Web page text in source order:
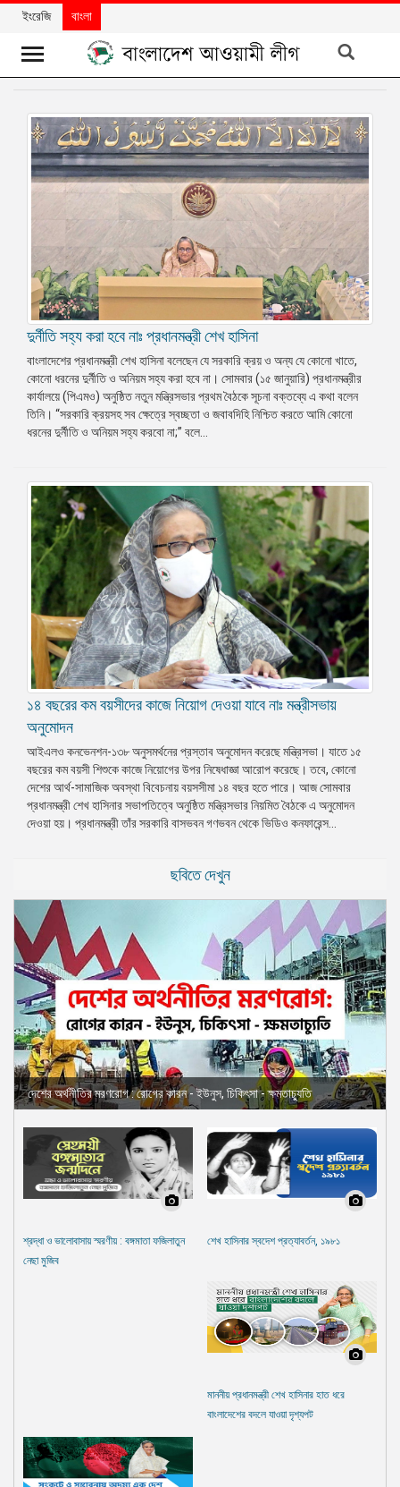
দলের
বিশেষ
বিশেষ
প্রতিবেদন
মতামত
উন্নয়নের
নিউজলেটার
প্রেস
রিলিজ
গ্যালারি
বিএনপি-
জামায়াত
সহিংসতা
সংগঠন
নির্বাচনী
ইশতেহার
ইংরেজি বাংলা
দুর্নীতি সহ্য করা হবে নাঃ প্রধানমন্ত্রী শেখ হাসিনা
বাংলাদেশের প্রধানমন্ত্রী শেখ হাসিনা বলেছেন যে সরকারি ক্রয় ও অন্য যে কোনো খাতে,
কোনো ধরনের দুর্নীতি ও অনিয়ম সহ্য করা হবে না। সোমবার (১৫ জানুয়ারি) প্রধানমন্ত্রীর
কার্যালয়ে (পিএমও) অনুষ্ঠিত নতুন মন্ত্রিসভার প্রথম বৈঠকে সূচনা বক্তব্যে এ কথা বলেন
তিনি। “সরকারি ক্রয়সহ সব ক্ষেত্রে স্বচ্ছতা ও জবাবদিহি নিশ্চিত করতে আমি কোনো
ধরনের দুর্নীতি ও অনিয়ম সহ্য করবো না;” বলে...
১৪ বছরের কম বয়সীদের কাজে নিয়োগ দেওয়া যাবে নাঃ মন্ত্রীসভায়
অনুমোদন
আইএলও কনভেনশন-১৩৮ অনুসমর্থনের প্রস্তাব অনুমোদন করেছে মন্ত্রিসভা। যাতে ১৫
বছরের কম বয়সী শিশুকে কাজে নিয়োগের উপর নিষেধাজ্ঞা আরোপ করেছে। তবে, কোনো
দেশের আর্থ-সামাজিক অবস্থা বিবেচনায় বয়সসীমা ১৪ বছর হতে পারে। আজ সোমবার
প্রধানমন্ত্রী শেখ হাসিনার সভাপতিত্বে অনুষ্ঠিত মন্ত্রিসভার নিয়মিত বৈঠকে এ অনুমোদন
দেওয়া হয়। প্রধানমন্ত্রী তাঁর সরকারি বাসভবন গণভবন থেকে ভিডিও কনফারেন্স...
ছবিতে দেখুন
দেশের অর্থনীতির মরণরোগ : রোগের কারন - ইউনুস, চিকিৎসা - ক্ষমতাচ্যুতি
শ্রদ্ধা ও ভালোবাসায় স্মরণীয় : বঙ্গমাতা ফজিলাতুন
নেছা মুজিব
শেখ হাসিনার স্বদেশ প্রত্যাবর্তন, ১৯৮১
মাননীয় প্রধানমন্ত্রী শেখ হাসিনার হাত ধরে
বাংলাদেশের বদলে যাওয়া দৃশ্যপট